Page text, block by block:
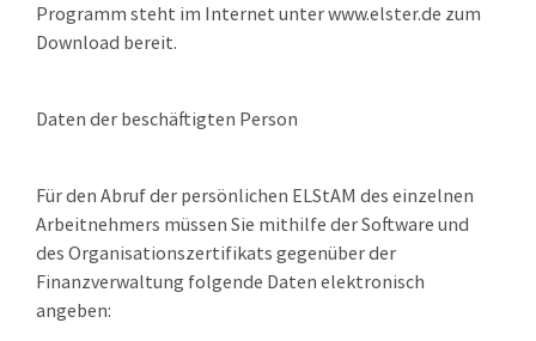
Programm steht im Internet unter www.elster.de zum
Download bereit.
Daten der beschäftigten Person
Für den Abruf der persönlichen ELStAM des einzelnen
Arbeitnehmers müssen Sie mithilfe der Software und
des Organisationszertifikats gegenüber der
Finanzverwaltung folgende Daten elektronisch
angeben: